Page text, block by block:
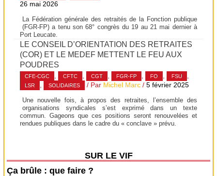
26 mai 2026
La Fédération générale des retraités de la Fonction publique
(FGR-FP) a tenu son 68° congrès du 19 au 21 mai dernier à
Port Leucate.
LE CONSEIL D’ORIENTATION DES RETRAITES
(COR) ET LE MEDEF METTENT LE FEU AUX
POUDRES
CFE-CGC , CFTC , CGT , FGR-FP , FO , FSU ,
LSR , SOLIDAIRES / Par Michel Marc /5 février 2025
Une nouvelle fois, à propos des retraites, l’ensemble des
organisations syndicales s’est exprimé dans un texte
commun. Gageons que ces positions seront renouvelées et
rendues publiques dans le cadre du « conclave » prévu.
SUR LE VIF
Ça brûle : que faire ?